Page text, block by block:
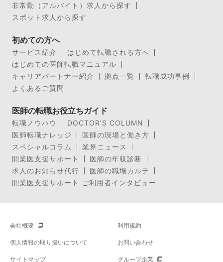
非常勤（アルバイト）求人から探す
スポット求人から探す
初めての方へ
サービス紹介
はじめて転職される方へ
はじめての医師転職マニュアル
キャリアパートナー紹介
拠点一覧
転職成功事例
よくあるご質問
医師の転職お役立ちガイド
転職ノウハウ
DOCTOR’S COLUMN
医師転職ナレッジ
医師の現場と働き方
スペシャルコラム
業界ニュース
開業医支援サポート
医師の年収診断
求人のお知らせ代行
医師の職場カルテ
開業医支援サポート ご利用者インタビュー
会社概要 利用規約
個人情報の取り扱いについて お問い合わせ
サイトマップ グループ企業